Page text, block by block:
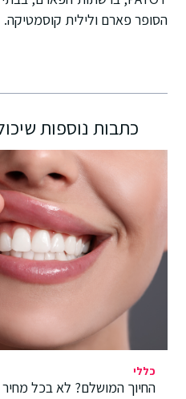
הסופר פארם ולילית קוסמטיקה.
כתבות נוספות
כללי
החיוך המושלם? לא בכל מחיר